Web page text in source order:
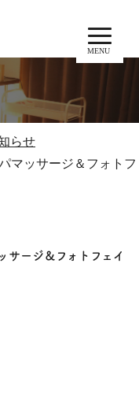
MENU
らせ
マッサージ＆フォトフ
ージ＆フォトフェイ